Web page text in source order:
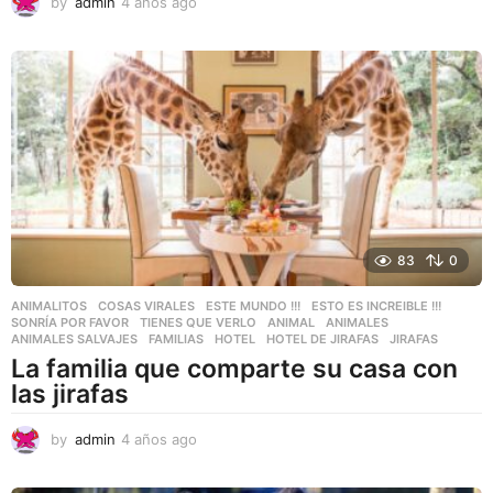
a
g
o
83 0
ANIMALITOS ,COSAS VIRALES ,ESTE MUNDO !!! ,ESTO ES INCREIBLE !!!
SONRÍA POR FAVOR
,TIENES QUE VERLO ANIMAL ,ANIMALES
ANIMALES SALVAJES
,FAMILIAS ,HOTEL ,HOTEL DE JIRAFAS ,JIRAFAS
La familia que comparte su casa con
las jirafas
by admin 4 años ago